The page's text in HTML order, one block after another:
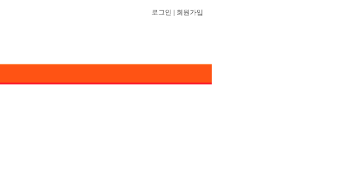
로그인 회원가입